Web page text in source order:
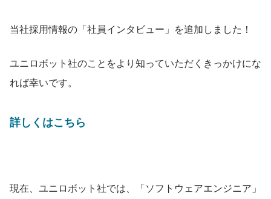
当社採用情報の「社員インタビュー」を追加しました！
ユニロボット社のことをより知っていただくきっかけにな
れば幸いです。
詳しくはこちら
現在、ユニロボット社では、「ソフトウェアエンジニア」